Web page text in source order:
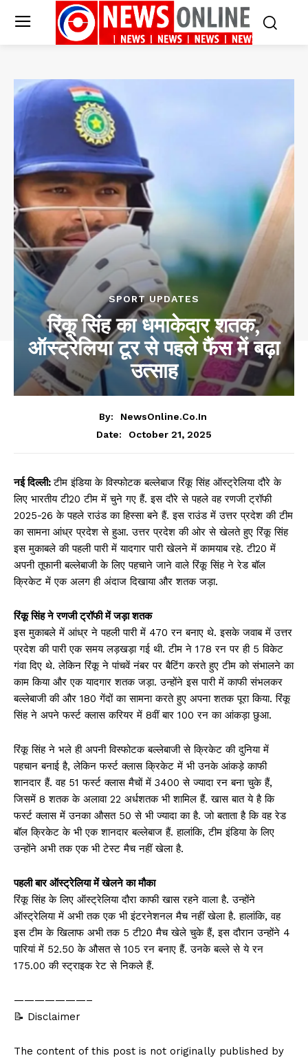
SPORT UPDATES
रिंकू सिंह का धमाकेदार शतक,
ऑस्ट्रेलिया टूर से पहले फैंस में बढ़ा
उत्साह
By:
NewsOnline.co.in
Date:
October 21, 2025
नई दिल्ली:टीम इंडिया के विस्फोटक बल्लेबाज रिंकू सिंह ऑस्ट्रेलिया दौरे के
लिए भारतीय टी20 टीम में चुने गए हैं. इस दौरे से पहले वह रणजी ट्रॉफी
2025-26 के पहले राउंड का हिस्सा बने हैं. इस राउंड में उत्तर प्रदेश की टीम
का सामना आंध्र प्रदेश से हुआ. उत्तर प्रदेश की ओर से खेलते हुए रिंकू सिंह
इस मुकाबले की पहली पारी में यादगार पारी खेलने में कामयाब रहे. टी20 में
अपनी तूफानी बल्लेबाजी के लिए पहचाने जाने वाले रिंकू सिंह ने रेड बॉल
क्रिकेट में एक अलग ही अंदाज दिखाया और शतक जड़ा.
रिंकू सिंह ने रणजी ट्रॉफी में जड़ा शतक
इस मुकाबले में आंध्र ने पहली पारी में 470 रन बनाए थे. इसके जवाब में उत्तर
प्रदेश की पारी एक समय लड़खड़ा गई थी. टीम ने 178 रन पर ही 5 विकेट
गंवा दिए थे. लेकिन रिंकू ने पांचवें नंबर पर बैटिंग करते हुए टीम को संभालने का
काम किया और एक यादगार शतक जड़ा. उन्होंने इस पारी में काफी संभलकर
बल्लेबाजी की और 180 गेंदों का सामना करते हुए अपना शतक पूरा किया. रिंकू
सिंह ने अपने फर्स्ट क्लास करियर में 8वीं बार 100 रन का आंकड़ा छुआ.
रिंकू सिंह ने भले ही अपनी विस्फोटक बल्लेबाजी से क्रिकेट की दुनिया में
पहचान बनाई है, लेकिन फर्स्ट क्लास क्रिकेट में भी उनके आंकड़े काफी
शानदार हैं. वह 51 फर्स्ट क्लास मैचों में 3400 से ज्यादा रन बना चुके हैं,
जिसमें 8 शतक के अलावा 22 अर्धशतक भी शामिल हैं. खास बात ये है कि
फर्स्ट क्लास में उनका औसत 50 से भी ज्यादा का है. जो बताता है कि वह रेड
बॉल क्रिकेट के भी एक शानदार बल्लेबाज हैं. हालांकि, टीम इंडिया के लिए
उन्होंने अभी तक एक भी टेस्ट मैच नहीं खेला है.
पहली बार ऑस्ट्रेलिया में खेलने का मौका
रिंकू सिंह के लिए ऑस्ट्रेलिया दौरा काफी खास रहने वाला है. उन्होंने
ऑस्ट्रेलिया में अभी तक एक भी इंटरनेशनल मैच नहीं खेला है. हालांकि, वह
इस टीम के खिलाफ अभी तक 5 टी20 मैच खेले चुके हैं, इस दौरान उन्होंने 4
पारियां में 52.50 के औसत से 105 रन बनाए हैं. उनके बल्ले से ये रन
175.00 की स्ट्राइक रेट से निकले हैं.
———————–
📝 Disclaimer
The content of this post is not originally published by